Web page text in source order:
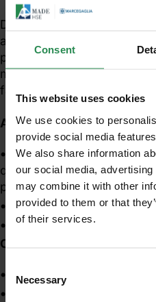
Consent
This website uses cookies
We use cookies to
provide social media
We also share information
our social media,
may combine it with other
provided to them or that
of their services.
Selection
Necessary
Da serbatoio naturale può
artificiale in genere in
poi moltiplicarsi e
molto elevate in presenza
favoriscono lo sviluppo.
Ambienti artificiali:
Sistemi di distribuzione
quali ad esempio
piscine, impianti sportivi,
Impianti di
Fontane, fontanelle
Condizioni che
Temperatura dell’acqua
Unisciti al
obblighi, modifiche,